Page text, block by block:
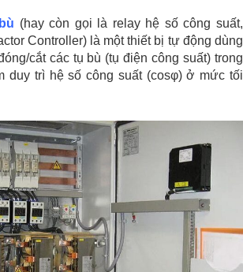
(hay còn gọi là relay hệ số công suất,
Controller) là một thiết bị tự động dùng
cắt các tụ bù (tụ điện công suất) trong
duy trì hệ số công suất (cosφ) ở mức tối